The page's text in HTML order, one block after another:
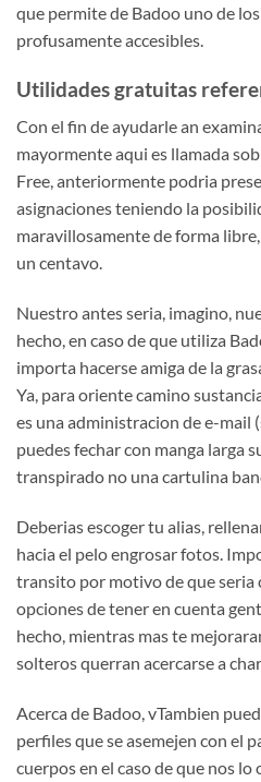
que permite de Badoo uno de
profusamente accesibles.
Utilidades gratuitas
Con el fin de ayudarle an
mayormente aqui­ es llamada
Free, anteriormente podria
asignaciones teniendo la
maravillosamente de forma
un centavo.
Nuestro antes seri­a, imagino,
hecho, en caso de que utiliza
importa hacerse amiga de la
Ya, para oriente camino
es una administracion de e-mail
puedes fechar con manga larga
transpirado no una cartulina
Deberias escoger tu alias,
hacia el pelo engrosar fotos.
transito por motivo de que seri­a
opciones de tener en cuenta
hecho, mientras mas te
solteros querran acercarse a
Acerca de Badoo, vTambien
perfiles que se asemejen con el
cuerpos en el caso de que nos lo